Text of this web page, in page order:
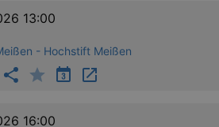
13:00
- Hochstift Meißen
16:00